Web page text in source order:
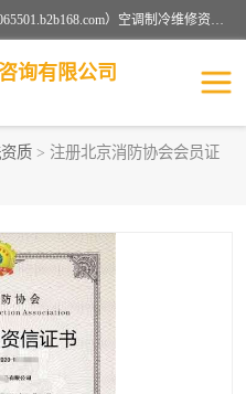
北京茗瀚企业管理咨询有限公司（18513065501.b2b168.com）空调制冷维修资质,油烟管道清洗资质,清洗行业资质公司秉承“顾客至上，锐意进缺的经营理念，我们提供高质量的产品，坚持“客户”的原则为广大客户提供贴心服务。如果你对公司的产品感兴趣，可以联系高经理，我们会用好的产品和服务让您满意。
询有限公司
质 > 注册北京消防协会会员证
认证服务
空调制冷维修安装资质